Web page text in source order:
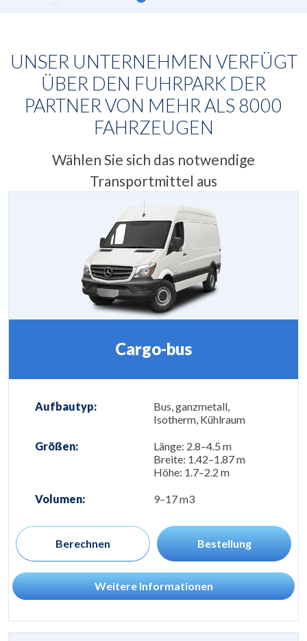
UNSER UNTERNEHMEN VERFÜGT
ÜBER DEN FUHRPARK DER
PARTNER VON MEHR ALS 8000
FAHRZEUGEN
Wählen Sie sich das notwendige
Transportmittel aus
Cargo-bus
Aufbautyp:
Bus, ganzmetall,
Isotherm, Kühlraum
Größen:
Länge: 2.8–4.5 m
Breite: 1.42–1.87 m
Höhe: 1.7–2.2 m
Volumen: 9–17 m3
Berechnen Bestellung
Weitere Informationen